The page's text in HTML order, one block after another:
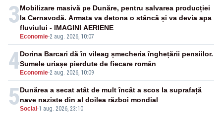
3
Economie-2 aug. 2026, 10:07
Mobilizare masivă pe Dunăre, pentru salvarea producției
la Cernavodă. Armata va detona o stâncă și va devia apa
fluviului - IMAGINI AERIENE
4 Economie-2 aug. 2026, 10:09
Dorina Barcari dă în vileag șmecheria înghețării pensiilor.
Sumele uriașe pierdute de fiecare român
5Social -1 aug. 2026, 23:10
Dunărea a secat atât de mult încât a scos la suprafață
nave naziste din al doilea război mondial